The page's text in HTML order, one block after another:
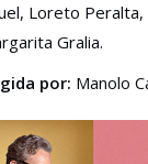
Loreto
Gralia.
por: Manolo